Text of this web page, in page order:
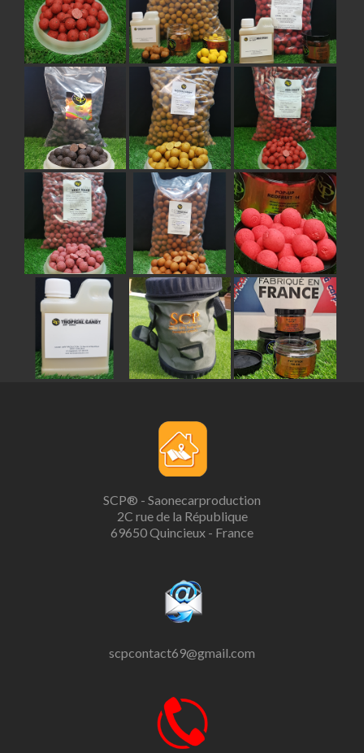
SCP® - Saonecarproduction
2C rue de la République
69650 Quincieux - France
scpcontact69@gmail.com